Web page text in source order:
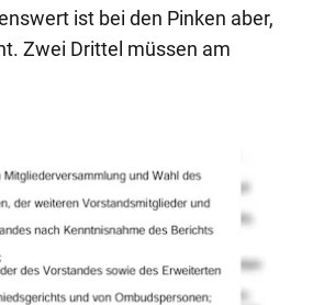
ist bei den Pinken aber,
Zwei Drittel müssen am